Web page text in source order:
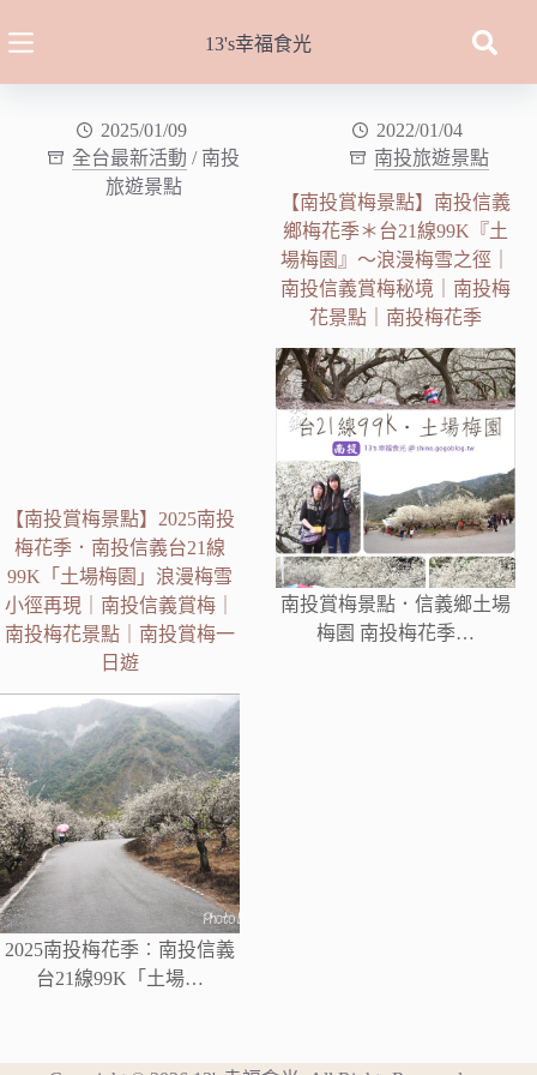
至
13's幸福食光
2025/01/09
全台最新活動 / 南投
旅遊景點
【南投賞梅景點】2025南投
梅花季．南投信義台21線
99K「土場梅園」浪漫梅雪
小徑再現｜南投信義賞梅｜
南投梅花景點｜南投賞梅一
日遊
2025南投梅花季︰南投信義
台21線99K「土場…
2022/01/04
南投旅遊景點
【南投賞梅景點】南投信義
鄉梅花季＊台21線99K『土
場梅園』～浪漫梅雪之徑｜
南投信義賞梅秘境｜南投梅
花景點｜南投梅花季
南投賞梅景點．信義鄉土場
梅園 南投梅花季…